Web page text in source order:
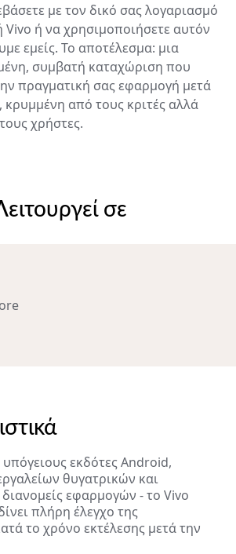
με τον δικό σας λογαριασμό
ή να χρησιμοποιήσετε αυτόν
εμείς. Το αποτέλεσμα: μια
συμβατή καταχώριση που
πραγματική σας εφαρμογή μετά
από τους κριτές αλλά
χρήστες.
σε
εκδότες Android,
θυγατρικών και
εφαρμογών - το Vivo
πλήρη έλεγχο της
το χρόνο εκτέλεσης μετά την